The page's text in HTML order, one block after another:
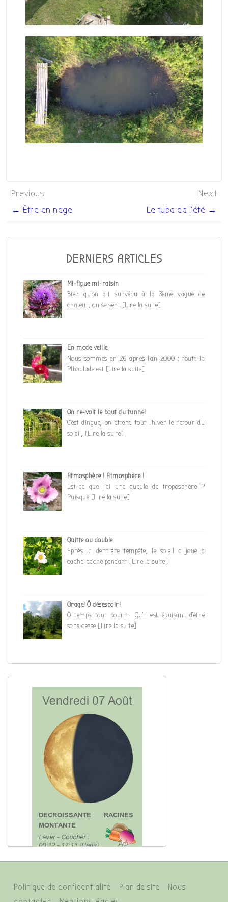
Navigation
de
Previous
← Être en nage
Next
Le tube de l’été →
DERNIERS ARTICLES
Mi-figue mi-raisin
Bien qu’on ait survécu à la 3ème vague de
chaleur, on se sent [Lire la suite]
En mode veille
Nous sommes en 26 après l’an 2000 ; toute la
PIboulade est [Lire la suite]
On re-voit le bout du tunnel
C’est dingue, on attend tout l’hiver le retour du
soleil, [Lire la suite]
Atmosphère ! Atmosphère !
Est-ce que j’ai une gueule de troposphère ?
Puisque [Lire la suite]
Quitte ou double
Après la dernière tempête, le soleil a joué à
cache-cache pendant [Lire la suite]
Orage! Ô désespoir!
Ô temps tout pourri! Qu’il est épuisant d’être
sans cesse [Lire la suite]
Menu
Politique de confidentialité Plan de site
Nous